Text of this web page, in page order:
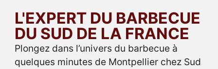
L'EXPERT DU BARBECUE
DU SUD DE LA FRANCE
Plongez dans l’univers du barbecue à
quelques minutes de Montpellier chez Sud